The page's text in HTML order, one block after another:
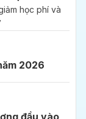
học phí và
2026